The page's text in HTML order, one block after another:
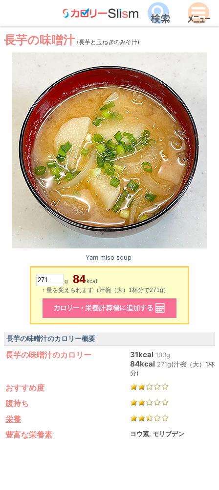
長芋の味噌汁 (長芋と玉ねぎのみそ汁)
Yam miso soup
g 84 kcal
↑ 量を変えられます（汁椀（大）1杯分で271g）
長芋の味噌汁のカロリー概要
長芋の味噌汁のカロリー 31kcal 100g
84kcal 271g(汁椀（大）1杯
分)
おすすめ度
腹持ち
栄養
豊富な栄養素
ヨウ素, モリブデン